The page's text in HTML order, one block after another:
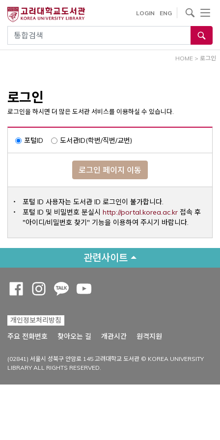
건
통합검색
LOGIN ENG
사이트내 검색
HOME > 로그인
로그인
로그인을 하시면 더 많은 도서관 서비스를 이용하실 수 있습니다.
포털ID 도서관ID(학번/직번/교번)
로그인 페이지 이동
포털 ID 사용자는 도서관 ID 로그인이 불가합니다.
포털 ID 및 비밀번호 분실시 http://portal.korea.ac.krOpens a
접속 후
"아이디/비밀번호 찾기" 기능을 이용하여 주시기 바랍니다.
관련사이트
개인정보처리방침
주요 전화번호
찾아오는 길 개관시간 원격지원
(02841) 서울시 성북구 안암로 145 고려대학교 도서관 © KOREA UNIVERSITY
LIBRARY ALL RIGHTS RESERVED.
Opens a new window
Opens a new window
Opens a new window